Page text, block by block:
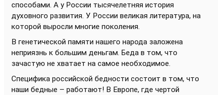
способами. А у России тысячелетняя история
духовного развития. У России великая литература, на
которой выросли многие поколения.
В генетической памяти нашего народа заложена
неприязнь к большим деньгам. Беда в том, что
зачастую не хватает на самое необходимое.
Специфика российской бедности состоит в том, что
наши бедные – работают! В Европе, где чертой